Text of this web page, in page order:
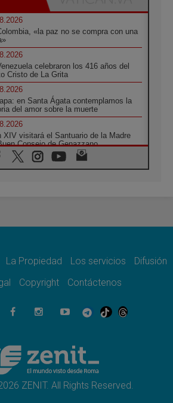
«la paz no se compra con una
celebraron los 416 años del
Cristo de La Grita
en Santa Ágata contemplamos la
del amor sobre la muerte
XIV visitará el Santuario de la Madre
Consejo de Genazzano
el Vicariato Apostólico de Calapán
en 300 días
La guerra desfigura el mundo, solo la
de Dios lo transfigura
la Trienal de Arte de las
Católicas: «Exercises in
La Propiedad Los servicios
Difusión
Copyright Contáctenos
ZENIT. All Rights Reserved.